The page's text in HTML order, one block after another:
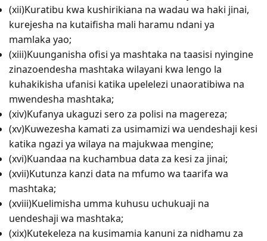
(xii)Kuratibu kwa kushirikiana na wadau wa haki jinai,
kurejesha na kutaifisha mali haramu ndani ya
mamlaka yao;
(xiii)Kuunganisha ofisi ya mashtaka na taasisi nyingine
zinazoendesha mashtaka wilayani kwa lengo la
kuhakikisha ufanisi katika upelelezi unaoratibiwa na
mwendesha mashtaka;
(xiv)Kufanya ukaguzi sero za polisi na magereza;
(xv)Kuwezesha kamati za usimamizi wa uendeshaji kesi
katika ngazi ya wilaya na majukwaa mengine;
(xvi)Kuandaa na kuchambua data za kesi za jinai;
(xvii)Kutunza kanzi data na mfumo wa taarifa wa
mashtaka;
(xviii)Kuelimisha umma kuhusu uchukuaji na
uendeshaji wa mashtaka;
(xix)Kutekeleza na kusimamia kanuni za nidhamu za